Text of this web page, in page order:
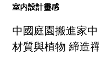
室内設計靈感
中國庭園搬進家
材質與植物 締造